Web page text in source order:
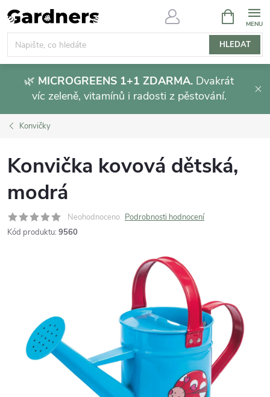
Přejít
na
obsah
HLEDAT
NÁKUPNÍ
KOŠÍK
🌿 MICROGREENS 1+1 ZDARMA. Dvakrát
víc zeleně, vitamínů i radosti z pěstování.
Konvičky
Konvička kovová dětská,
modrá
Neohodnoceno Podrobnosti hodnocení
Kód produktu: 9560